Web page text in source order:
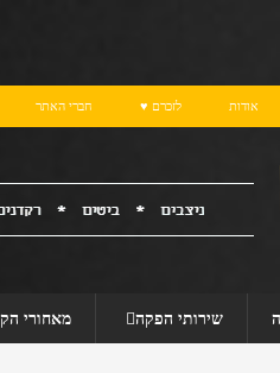
חברי האתר לזכרם ♥ אודות
מאחורי שירותי הפקה